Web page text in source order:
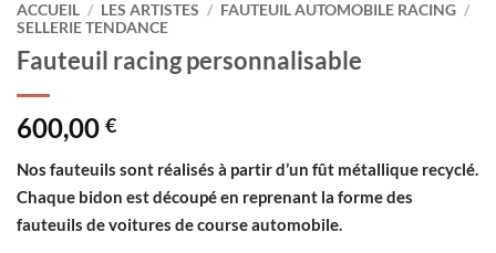
ACCUEIL / LES ARTISTES / FAUTEUIL AUTOMOBILE RACING /
SELLERIE TENDANCE
Fauteuil racing personnalisable
600,00 €
Nos fauteuils sont réalisés à partir d’un fût métallique recyclé.
Chaque bidon est découpé en reprenant la forme des
fauteuils de voitures de course automobile.